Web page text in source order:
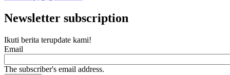
Newsletter subscription
Ikuti berita terupdate kami!
Email
The subscriber's email address.